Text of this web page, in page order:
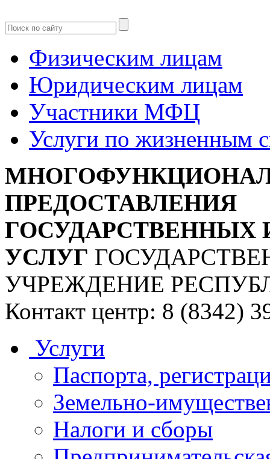
Физическим лицам
Юридическим лицам
Участники МФЦ
Услуги по жизненным
ПРЕДОСТАВЛЕНИЯ
УСЛУГ
УЧРЕЖДЕНИЕ
Контакт центр: 8 (8342)
Услуги
Паспорта,
Земельно-
Налоги и сборы